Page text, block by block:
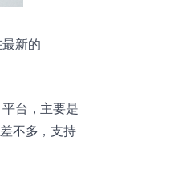
最新的
台，主要是
不多，支持